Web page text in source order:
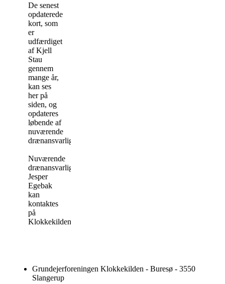
De senest
opdaterede
kort, som
er
udfærdiget
af Kjell
Stau
gennem
mange år,
kan ses
her på
siden, og
opdateres
løbende af
nuværende
drænansvarlige.
Nuværende
drænansvarlige
Jesper
Egebak
kan
kontaktes
på
Klokkekilden@yahoo.dk
Grundejerforeningen Klokkekilden - Buresø - 3550
Slangerup